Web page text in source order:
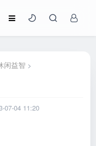
闲益智 >
07-04 11:20